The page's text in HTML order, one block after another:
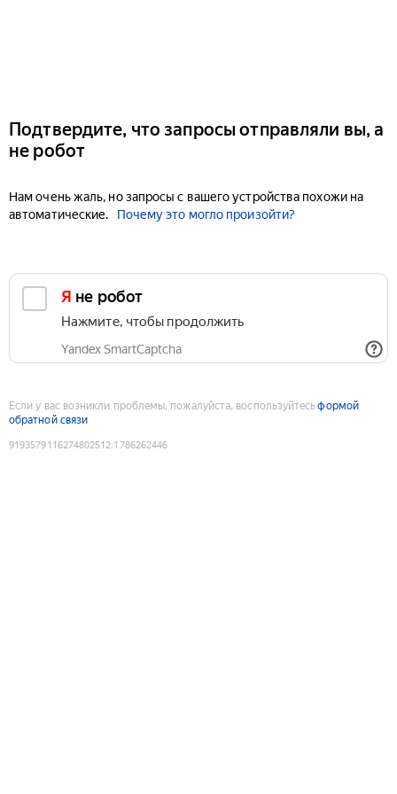
Подтвердите, что запросы отправляли вы, а
не робот
Нам очень жаль, но запросы с вашего устройства похожи на
автоматические.
Почему это могло произойти?
Я не робот
Нажмите, чтобы продолжить
Yandex SmartCaptcha
Если у вас возникли проблемы, пожалуйста, воспользуйтесьформой
обратной связи
9193579116274802512:1786262446